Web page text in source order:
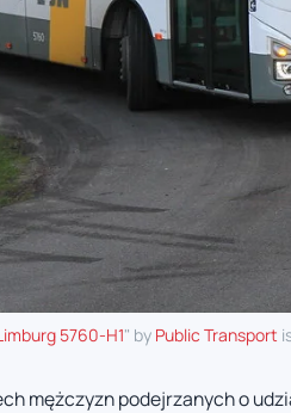
5760-H1" by Public Transport
mężczyzn podejrzanych o